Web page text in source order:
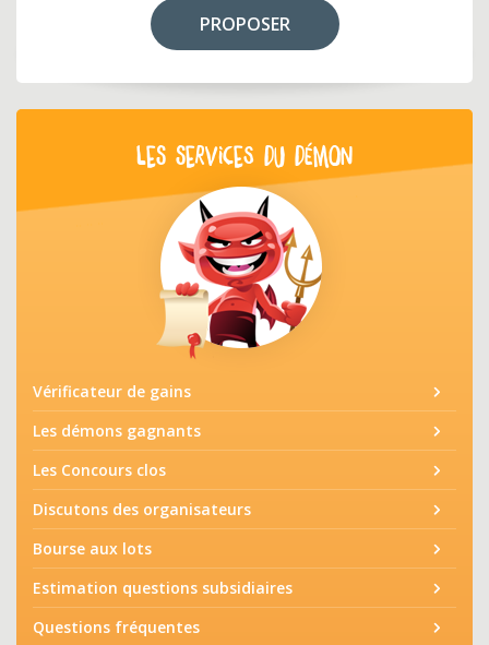
PROPOSER
LES SERVICES DU DÉMON
Vérificateur de gains
Les démons gagnants
Les Concours clos
Discutons des organisateurs
Bourse aux lots
Estimation questions subsidiaires
Questions fréquentes